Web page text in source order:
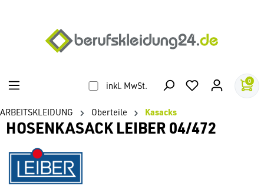
inkl. MwSt. 0
ARBEITSKLEIDUNG Oberteile Kasacks
HOSENKASACK LEIBER 04/472